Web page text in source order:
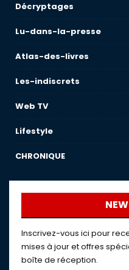
Décryptages
Lu-dans-la-presse
Atlas-des-livres
Les-indiscrets
Web TV
Lifestyle
CHRONIQUE
Inscrivez-vous ici pour
mises à jour et offres
boîte de réception.